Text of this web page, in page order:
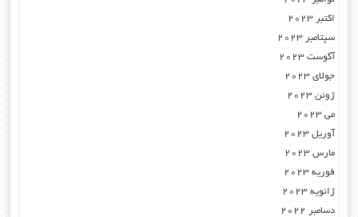
اکتبر 2023
سپتامبر 2023
آگوست 2023
جولای 2023
ژوئن 2023
می 2023
آوریل 2023
مارس 2023
فوریه 2023
ژانویه 2023
دسامبر 2022